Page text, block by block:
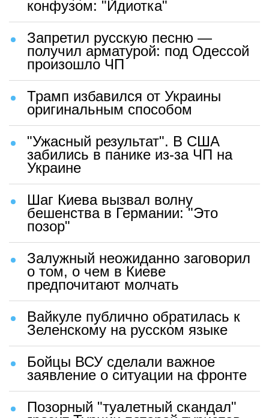
конфузом: "Идиотка"
Запретил русскую песню —
получил арматурой: под Одессой
произошло ЧП
Трамп избавился от Украины
оригинальным способом
"Ужасный результат". В США
забились в панике из-за ЧП на
Украине
Шаг Киева вызвал волну
бешенства в Германии: "Это
позор"
Залужный неожиданно заговорил
о том, о чем в Киеве
предпочитают молчать
Вайкуле публично обратилась к
Зеленскому на русском языке
Бойцы ВСУ сделали важное
заявление о ситуации на фронте
Позорный "туалетный скандал"